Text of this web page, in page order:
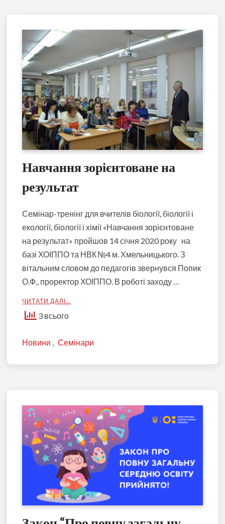
Навчання зорієнтоване на
результат
Семінар-тренінг для вчителів біології, біології і
екології, біології і хімії «Навчання зорієнтоване
на результат» пройшов 14 січня 2020 року на
базі ХОІППО та НВК №4 м. Хмельницького. З
вітальним словом до педагогів звернувся Попик
О.Ф., проректор ХОІППО. В роботі заходу …
ЧИТАТИ ДАЛІ…
3 всього
Новини , Семінари